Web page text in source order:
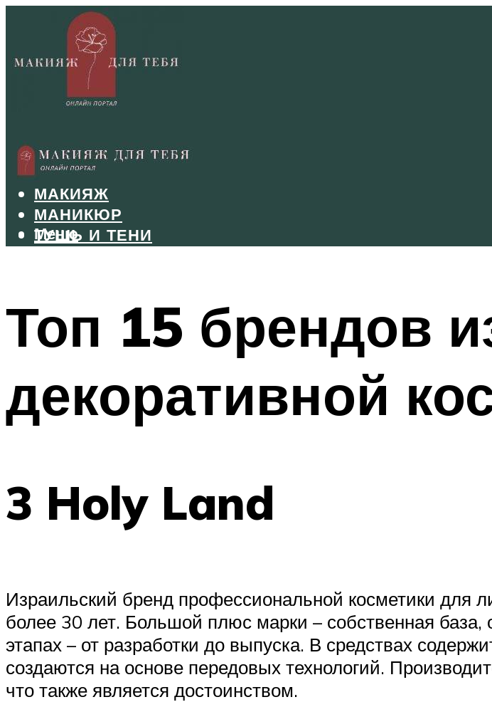
БРОВИ
ВОЛОСЫ
МАКИЯЖ
МАНИКЮР
ТУШЬ И ТЕНИ
Меню
Топ 15 брендов
декоративной
3 Holy Land
Израильский бренд профессиональной косметики для
более 30 лет. Большой плюс марки – собственная
этапах – от разработки до выпуска. В средствах
создаются на основе передовых технологий.
что также является достоинством.